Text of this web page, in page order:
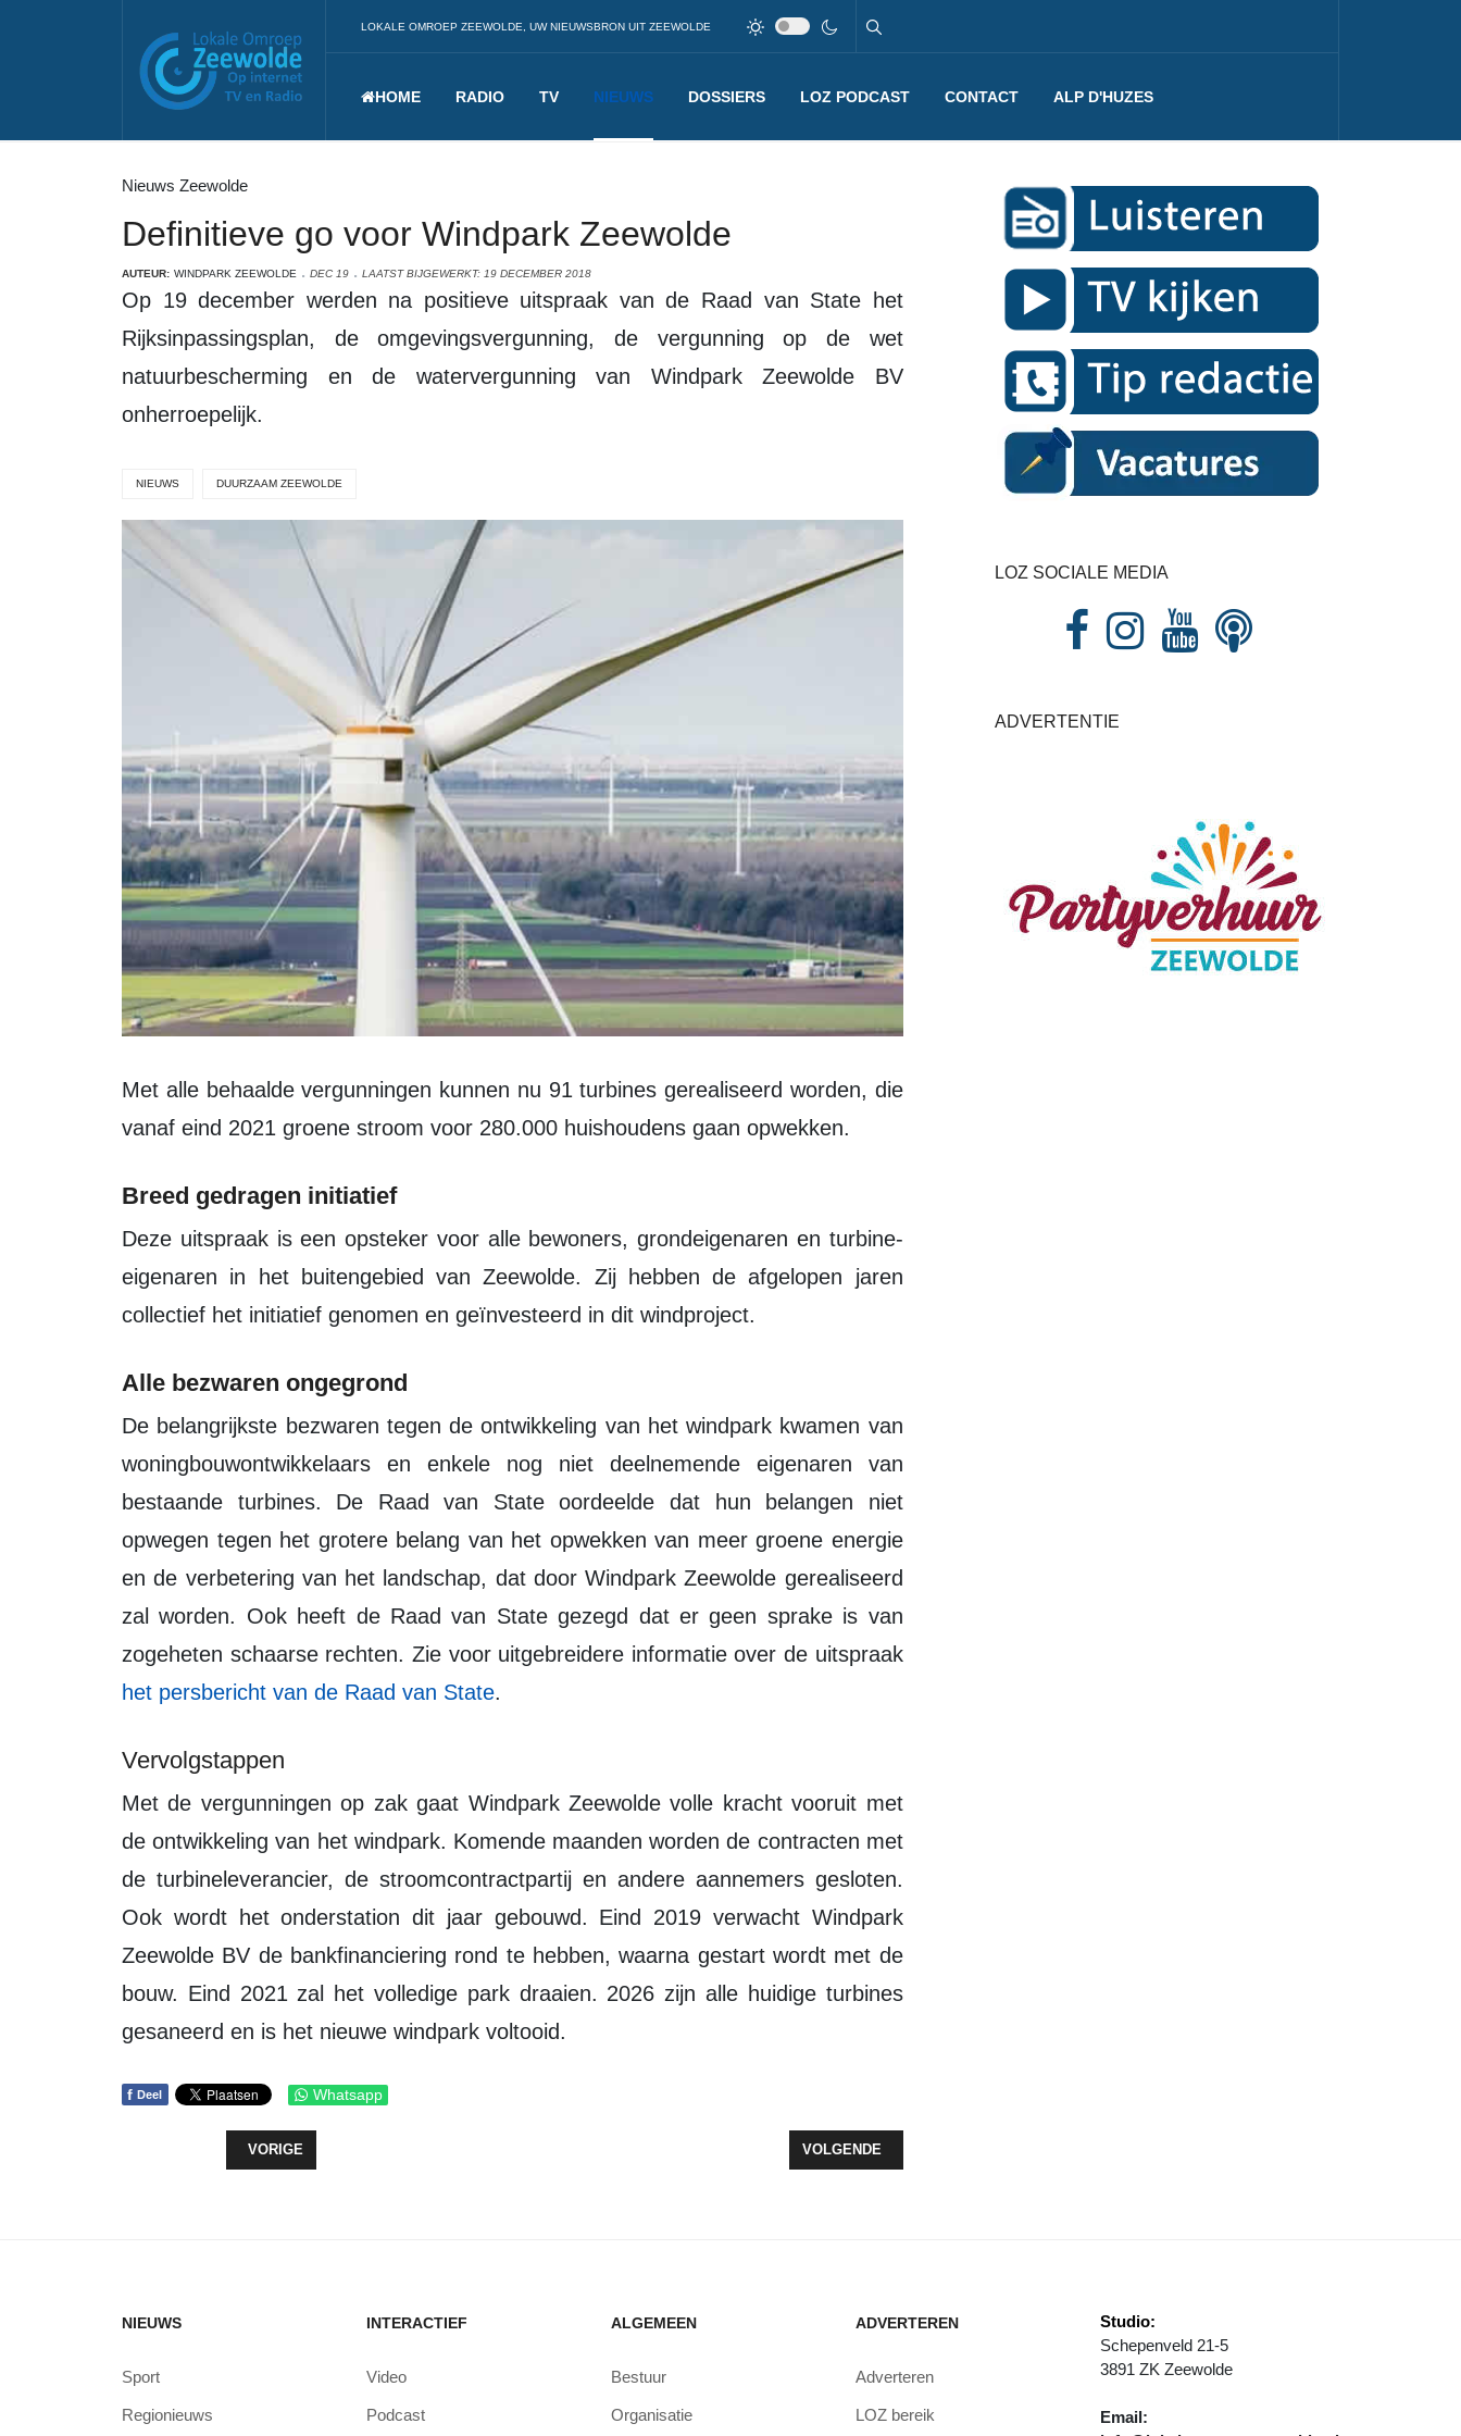
LOKALE OMROEP ZEEWOLDE, UW NIEUWSBRON UIT ZEEWOLDE
HOME RADIO TV NIEUWS DOSSIERS LOZ PODCAST CONTACT ALP D'HUZES
Nieuws Zeewolde
Definitieve go voor Windpark Zeewolde
AUTEUR: WINDPARK ZEEWOLDE DEC 19 LAATST BIJGEWERKT: 19 DECEMBER 2018
Op 19 december werden na positieve uitspraak van de Raad van State het
Rijksinpassingsplan, de omgevingsvergunning, de vergunning op de wet
natuurbescherming en de watervergunning van Windpark Zeewolde BV
onherroepelijk.
NIEUWS DUURZAAM ZEEWOLDE
Met alle behaalde vergunningen kunnen nu 91 turbines gerealiseerd worden, die
vanaf eind 2021 groene stroom voor 280.000 huishoudens gaan opwekken.
Breed gedragen initiatief
Deze uitspraak is een opsteker voor alle bewoners, grondeigenaren en turbine-
eigenaren in het buitengebied van Zeewolde. Zij hebben de afgelopen jaren
collectief het initiatief genomen en geïnvesteerd in dit windproject.
Alle bezwaren ongegrond
De belangrijkste bezwaren tegen de ontwikkeling van het windpark kwamen van
woningbouwontwikkelaars en enkele nog niet deelnemende eigenaren van
bestaande turbines. De Raad van State oordeelde dat hun belangen niet
opwegen tegen het grotere belang van het opwekken van meer groene energie
en de verbetering van het landschap, dat door Windpark Zeewolde gerealiseerd
zal worden. Ook heeft de Raad van State gezegd dat er geen sprake is van
zogeheten schaarse rechten. Zie voor uitgebreidere informatie over de uitspraak
het persbericht van de Raad van State.
Vervolgstappen
Met de vergunningen op zak gaat Windpark Zeewolde volle kracht vooruit met
de ontwikkeling van het windpark. Komende maanden worden de contracten met
de turbineleverancier, de stroomcontractpartij en andere aannemers gesloten.
Ook wordt het onderstation dit jaar gebouwd. Eind 2019 verwacht Windpark
Zeewolde BV de bankfinanciering rond te hebben, waarna gestart wordt met de
bouw. Eind 2021 zal het volledige park draaien. 2026 zijn alle huidige turbines
gesaneerd en is het nieuwe windpark voltooid.
f Deel Whatsapp
VORIG ARTIKEL: STRAAT SCHOON ONTVANG JE LOON
VORIGE VOLGENDE ARTIKEL: VUURWERK, CARBID EN VREUGDEVUREN, WAT WEL EN WAT NIET?
VOLGENDE
LOZ SOCIALE MEDIA
ADVERTENTIE
NIEUWS
Sport
Regionieuws
INTERACTIEF
Video
Podcast
ALGEMEEN
Bestuur
Organisatie
ADVERTEREN
Adverteren
LOZ bereik
Studio:
Schepenveld 21-5
3891 ZK Zeewolde
Email: